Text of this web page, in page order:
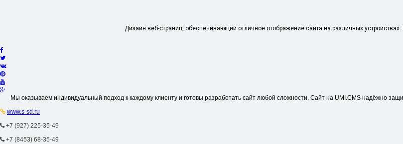
Дизайн веб-страниц, обеспечивающий отличное отображение сайта на различных
Мы оказываем индивидуальный подход к каждому клиенту и готовы разработать сайт любой сложности. Сайт на UMI.CMS надёжно
www.s-sd.ru
+7 (927) 225-35-49
+7 (8453) 68-35-49